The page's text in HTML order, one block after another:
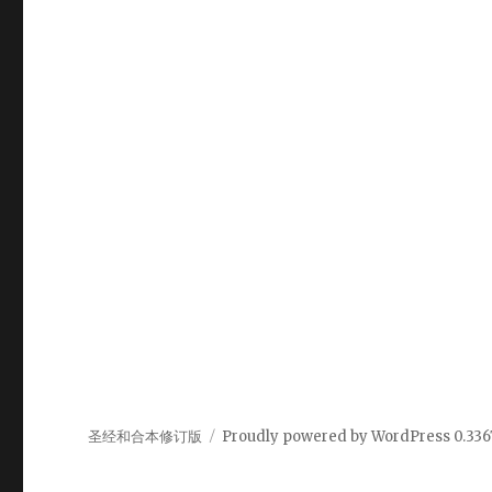
圣经和合本修订版 Proudly powered by WordPress